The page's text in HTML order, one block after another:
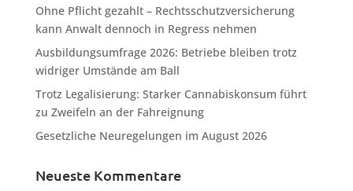
Ohne Pflicht gezahlt – Rechtsschutzversicherung
kann Anwalt dennoch in Regress nehmen
Ausbildungsumfrage 2026: Betriebe bleiben trotz
widriger Umstände am Ball
Trotz Legalisierung: Starker Cannabiskonsum führt
zu Zweifeln an der Fahreignung
Gesetzliche Neuregelungen im August 2026
Neueste Kommentare